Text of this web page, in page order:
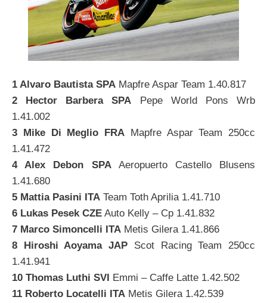
1 Alvaro Bautista SPA Mapfre Aspar Team 1.40.817
2 Hector Barbera SPA Pepe World Pons Wrb
1.41.002
3 Mike Di Meglio FRA Mapfre Aspar Team 250cc
1.41.472
4 Alex Debon SPAAeropuerto Castello Blusens
1.41.680
5 Mattia Pasini ITA Team Toth Aprilia 1.41.710
6 Lukas Pesek CZE Auto Kelly – Cp 1.41.832
7 Marco Simoncelli ITA Metis Gilera 1.41.866
8 Hiroshi Aoyama JAP Scot Racing Team 250cc
1.41.941
10 Thomas Luthi SVI Emmi – Caffe Latte 1.42.502
11 Roberto Locatelli ITA Metis Gilera 1.42.539